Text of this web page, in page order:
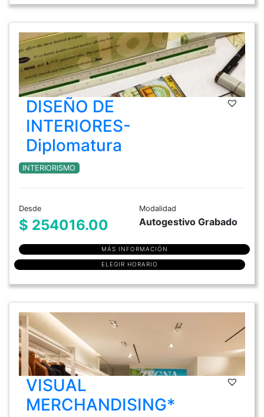
DISEÑO DE
INTERIORES-
Diplomatura
INTERIORISMO
Desde
$ 254016.00
Modalidad
Autogestivo Grabado
MÁS INFORMACIÓN
ELEGIR HORARIO
VISUAL
MERCHANDISING*